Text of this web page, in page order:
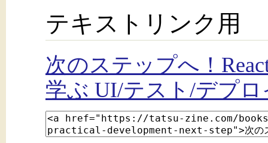
テキストリンク用
次のステップへ！
学ぶ UI/テスト/デプロ